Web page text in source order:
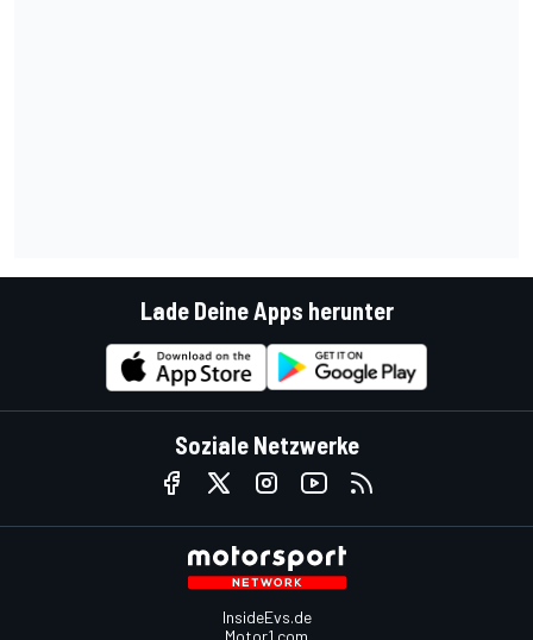
Lade Deine Apps herunter
Soziale Netzwerke
InsideEvs.de
Motor1.com